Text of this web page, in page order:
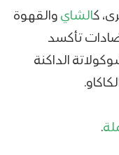
كالشاي والقهوة
تأكسد
الداكنة
.